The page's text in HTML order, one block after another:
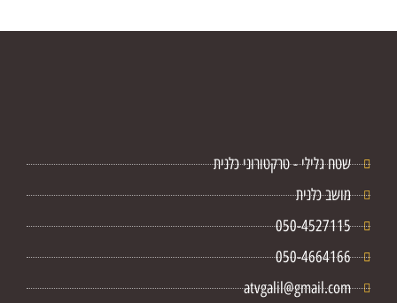
שטח גלילי - טרקטורוני כלנית
מושב כלנית
050-4527115
050-4664166
atvgalil@gmail.com